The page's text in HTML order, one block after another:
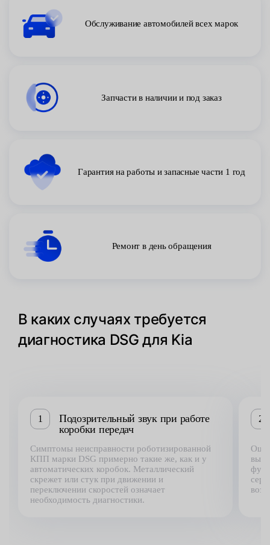
Обслуживание автомобилей всех марок
Запчасти в наличии и под заказ
Гарантия на работы и запасные части 1 год
Ремонт в день обращения
В каких случаях требуется
диагностика DSG для Kia
1
Подозрительный звук при работе
коробки передач
Симптомы неисправности роботизированной
КПП марки DSG примерно такие же, как и у
автоматических коробок. Металлический
скрежет или стук при движении и
переключении скоростей означает
необходимость диагностики.
2